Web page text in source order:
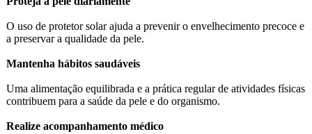
O uso de protetor solar ajuda a prevenir o envelhecimento precoce e
a preservar a qualidade da pele.
Mantenha hábitos saudáveis
Uma alimentação equilibrada e a prática regular de atividades físicas
contribuem para a saúde da pele e do organismo.
Realize acompanhamento médico